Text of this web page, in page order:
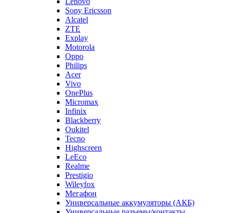
Sony Ericsson
Alcatel
ZTE
Explay
Motorola
Oppo
Philips
Acer
Vivo
OnePlus
Micromax
Infinix
Blackberry
Oukitel
Tecno
Highscreen
LeEco
Realme
Prestigio
Wileyfox
Мегафон
Универсальные аккумуляторы (АКБ)